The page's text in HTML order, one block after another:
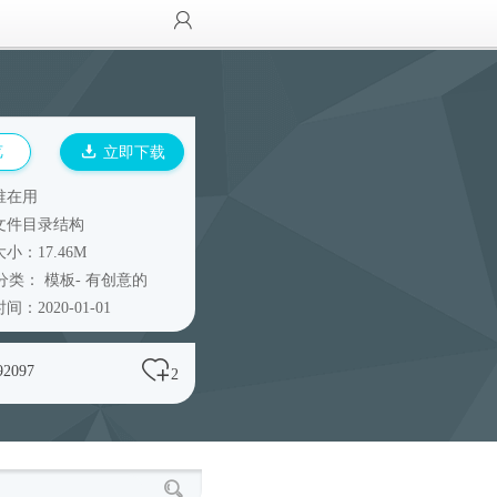
立即下载
在用
件目录结构
小：17.46M
类： 模板- 有创意的
间：2020-01-01
2